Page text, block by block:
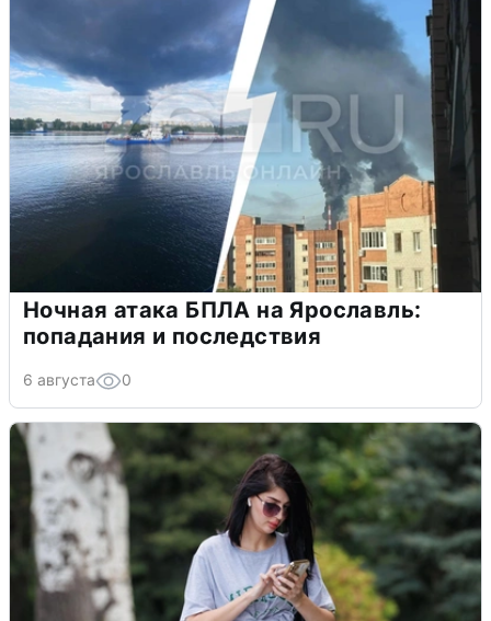
Ночная атака БПЛА на Ярославль:
попадания и последствия
6 августа 0